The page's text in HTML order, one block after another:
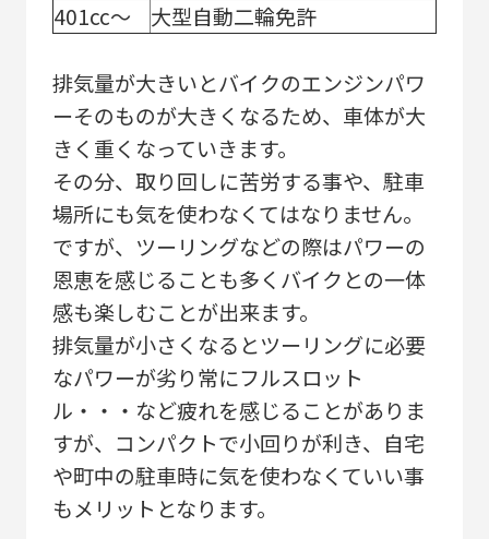
401cc～
大型自動二輪免許
排気量が大きいとバイクのエンジンパワ
ーそのものが大きくなるため、車体が大
きく重くなっていきます。
その分、取り回しに苦労する事や、駐車
場所にも気を使わなくてはなりません。
ですが、ツーリングなどの際はパワーの
恩恵を感じることも多くバイクとの一体
感も楽しむことが出来ます。
排気量が小さくなるとツーリングに必要
なパワーが劣り常にフルスロット
ル・・・など疲れを感じることがありま
すが、コンパクトで小回りが利き、自宅
や町中の駐車時に気を使わなくていい事
もメリットとなります。